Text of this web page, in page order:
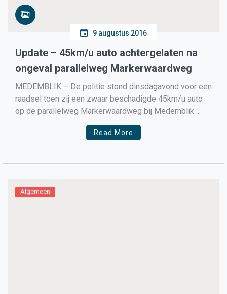
9 augustus 2016
Update – 45km/u auto achtergelaten na
ongeval parallelweg Markerwaardweg
MEDEMBLIK – De politie stond dinsdagavond voor een
raadsel toen zij een zwaar beschadigde 45km/u auto
op de parallelweg Markerwaardweg bij Medemblik
Read More
Algemeen